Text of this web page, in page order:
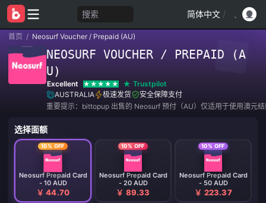
搜索 简体中文 /
首页 / Neosurf Voucher / Prepaid (AU)
NEOSURF VOUCHER / PREPAID (A
U)
Excellent
Trustpilot
AUSTRALIA
极速发货
安全保障支付
重要提示：bittopup 出售的 Neosurf 预付（AU）仅适用于使用澳元
选择面额
10% OFF
Neosurf Prepaid Card
- 10 AUD
￥ 44.70
10% OFF
Neosurf Prepaid Card
- 20 AUD
￥ 89.33
10% OFF
Neosurf Prepaid Card
- 50 AUD
￥ 223.37